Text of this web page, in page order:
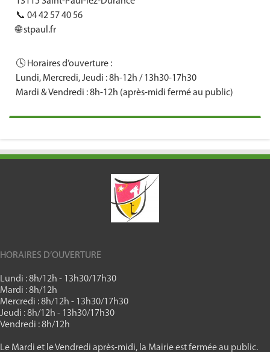
📞 04 42 57 40 56
🌐 stpaul.fr
🕓 Horaires d’ouverture :
Lundi, Mercredi, Jeudi : 8h-12h / 13h30-17h30
Mardi & Vendredi : 8h-12h (après-midi fermé au public)
HORAIRES D’OUVERTURE
Lundi : 8h/12h - 13h30/17h30
Mardi : 8h/12h
Mercredi : 8h/12h - 13h30/17h30
Jeudi : 8h/12h - 13h30/17h30
Vendredi : 8h/12h
Le Mardi et le Vendredi après-midi, la Mairie est fermée au public.